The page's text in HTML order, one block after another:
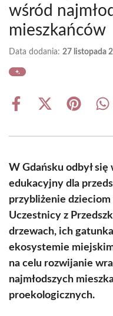
wśród
mieszkańców
Data dodania: 27 listopada
Share
Share
(Twitter)
Share
W Gdańsku odbył
edukacyjny dla
przybliżenie
Uczestnicy z
drzewach, ich
ekosystemie
na celu rozwijanie
najmłodszych
proekologicznych.